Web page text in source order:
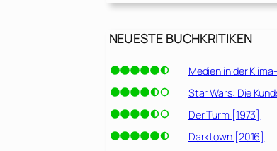
NEUESTE BUCHKRITIKEN
Medien in der
Star Wars: Die
Der Turm [1973]
Darktown [2016]